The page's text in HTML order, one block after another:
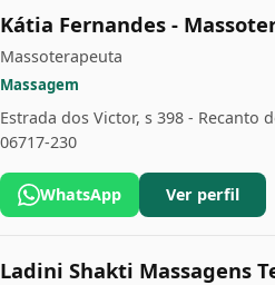
Kátia Fernandes -
Massoterapeuta
Massagem
Estrada dos Victor, s 398 - Recanto
06717-230
WhatsApp Ver perfil
Ladini Shakti Massagens